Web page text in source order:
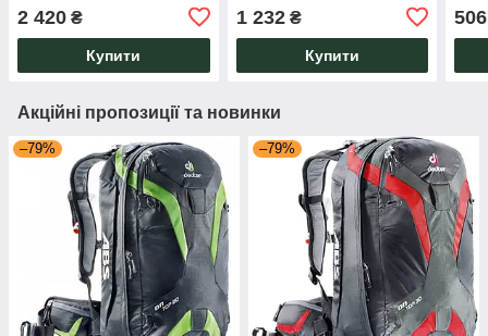
2 420 ₴
Купити
1 232₴
Купити
506
Акційні пропозиції та новинки
–79% –79%